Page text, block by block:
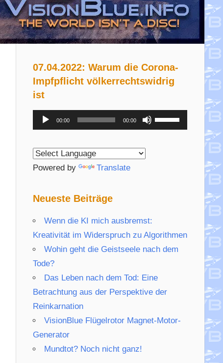
07.04.2022: Warum die Corona-
Impfpflicht völkerrechtswidrig
ist
Audio-
Player
00:00 00:00
Pfeiltasten
Hoch/Runter
Powered by Translate
Neueste Beiträge
Wenn die KI mich ausbremst:
Kreativität im Widerspruch zu Algorithmen
Wohin geht die Geistseele nach dem
Tode?
Das Leben nach dem Tod: Eine
Betrachtung aus der Perspektive der
Reinkarnation
VisionBlue Flügelrotor Magnet-Motor-
Generator
Mundtot? Noch nicht ganz!